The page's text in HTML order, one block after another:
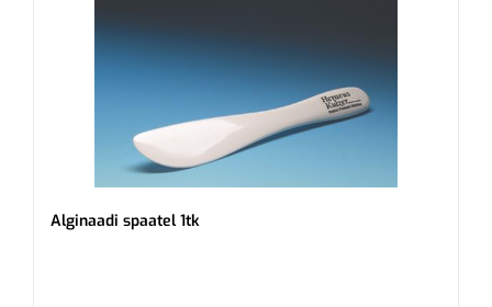
Alginaadi spaatel 1tk